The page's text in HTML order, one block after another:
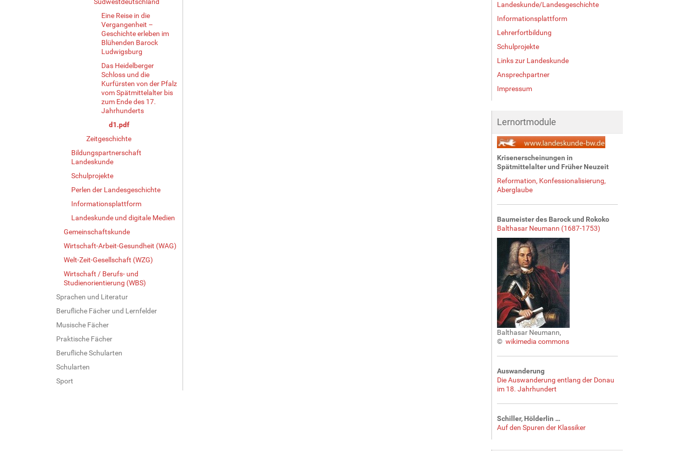
Eine Reise in die
Vergangenheit –
Geschichte erleben im
Blühenden Barock
Ludwigsburg
Das Heidelberger
Schloss und die
Kurfürsten von der Pfalz
vom Spätmittelalter bis
zum Ende des 17.
Jahrhunderts
d1.pdf
Zeitgeschichte
Bildungspartnerschaft
Landeskunde
Schulprojekte
Perlen der Landesgeschichte
Informationsplattform
Landeskunde und digitale Medien
Gemeinschaftskunde
Wirtschaft-Arbeit-Gesundheit (WAG)
Welt-Zeit-Gesellschaft (WZG)
Wirtschaft / Berufs- und
Studienorientierung (WBS)
Sprachen und Literatur
Berufliche Fächer und Lernfelder
Musische Fächer
Praktische Fächer
Berufliche Schularten
Schularten
Sport
Landeskunde/Landesgeschichte
Informationsplattform
Lehrerfortbildung
Schulprojekte
Links zur Landeskunde
Ansprechpartner
Impressum
Lernortmodule
Krisenerscheinungen in
Spätmittelalter und Früher Neuzeit
Reformation, Konfessionalisierung,
Aberglaube
Baumeister des Barock und Rokoko
Balthasar Neumann (1687-1753)
Balthasar Neumann,
© wikimedia commons
Auswanderung
Die Auswanderung entlang der Donau
im 18. Jahrhundert
Schiller, Hölderlin …
Auf den Spuren der Klassiker